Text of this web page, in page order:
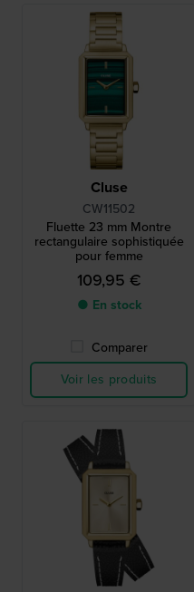
Cluse
CW11502
Fluette 23 mm Montre
rectangulaire sophistiquée
pour femme
109,95 €
● En stock
Comparer
Voir les produits